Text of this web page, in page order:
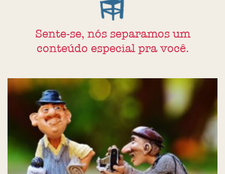
Sente-se, nós separamos um
conteúdo especial pra você.